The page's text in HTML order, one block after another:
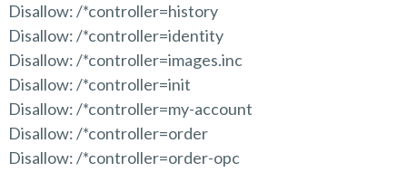
Disallow: /*controller=history
Disallow: /*controller=identity
Disallow: /*controller=images.inc
Disallow: /*controller=init
Disallow: /*controller=my-account
Disallow: /*controller=order
Disallow: /*controller=order-opc